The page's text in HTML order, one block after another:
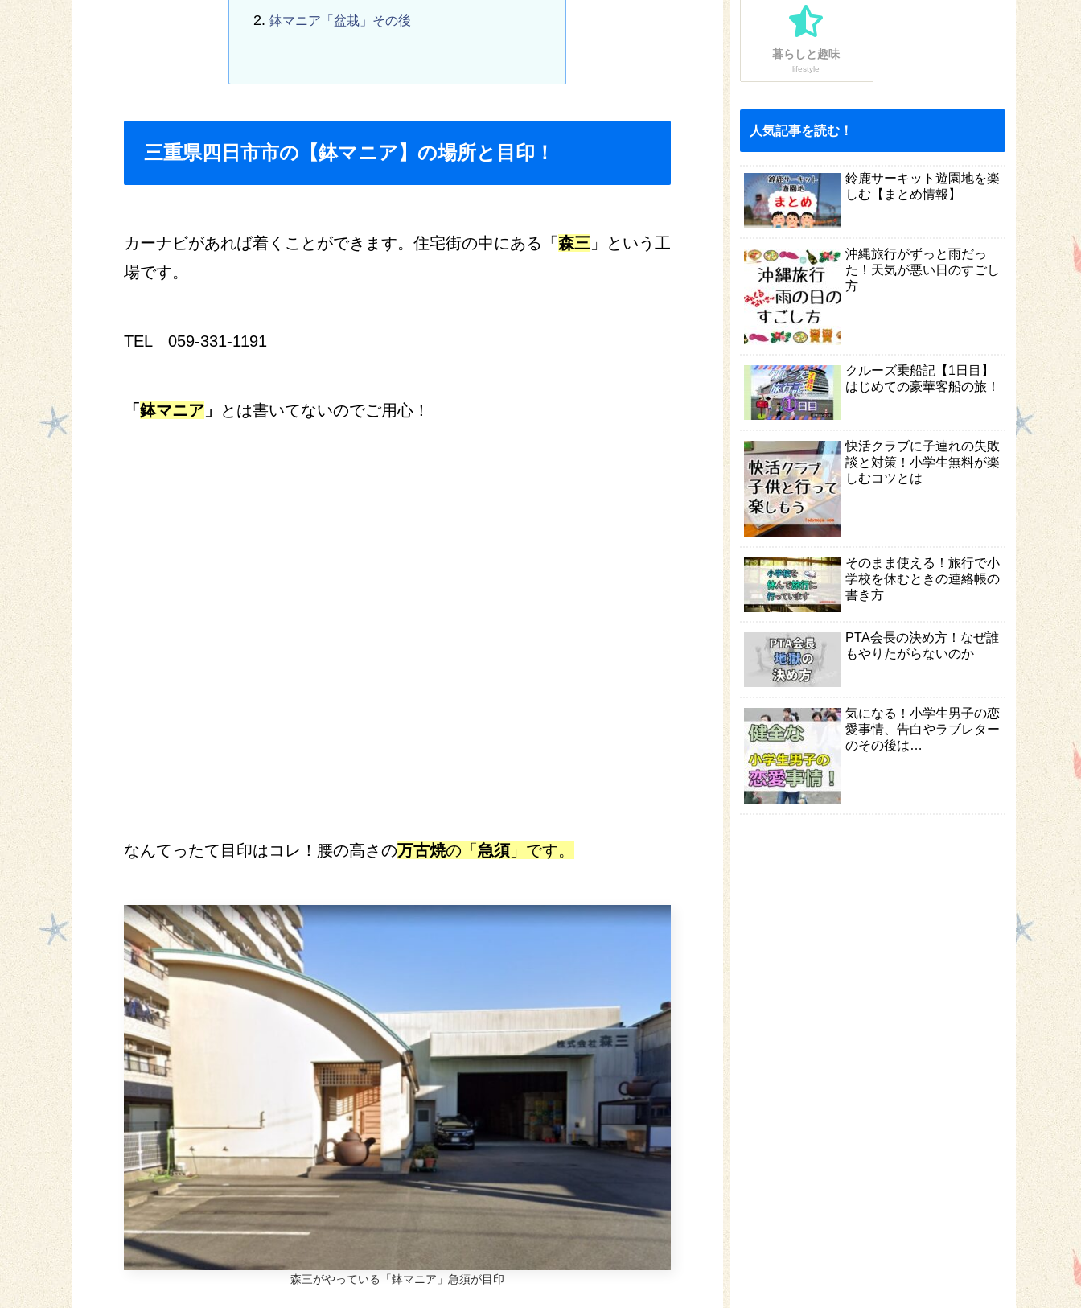
鉢マニア「盆栽」その後
三重県四日市市の【鉢マニア】の場所と目印！
カーナビがあれば着くことができます。住宅街の中にある「 森三 」という工
場です。
TEL 059-331-1191
「 鉢マニア 」 とは書いてないのでご用心！
なんてったて目印はコレ！腰の高さの万古焼の「 急須 」です。
森三がやっている「鉢マニア」急須が目印
暮らしと趣味
lifestyle
人気記事を読む！
鈴鹿サーキット遊園地を楽
しむ【まとめ情報】
沖縄旅行がずっと雨だっ
た！天気が悪い日のすごし
方
クルーズ乗船記【1日目】
はじめての豪華客船の旅！
快活クラブに子連れの失敗
談と対策！小学生無料が楽
しむコツとは
そのまま使える！旅行で小
学校を休むときの連絡帳の
書き方
PTA会長の決め方！なぜ誰
もやりたがらないのか
気になる！小学生男子の恋
愛事情、告白やラブレター
のその後は…